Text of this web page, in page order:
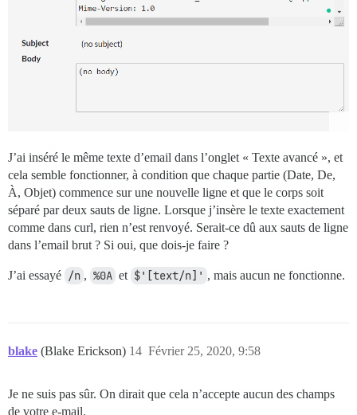
J’ai inséré le même texte d’email dans l’onglet « Texte avancé », et
cela semble fonctionner, à condition que chaque partie (Date, De,
À, Objet) commence sur une nouvelle ligne et que le corps soit
séparé par deux sauts de ligne. Lorsque j’insère le texte exactement
comme dans curl, rien n’est renvoyé. Serait-ce dû aux sauts de ligne
dans l’email brut ? Si oui, que dois-je faire ?
J’ai essayé /n , %0A et $'[text/n]' , mais aucun ne fonctionne.
blake (Blake Erickson) Février 25, 2020, 9:58
14
Je ne suis pas sûr. On dirait que cela n’accepte aucun des champs
de votre e-mail.